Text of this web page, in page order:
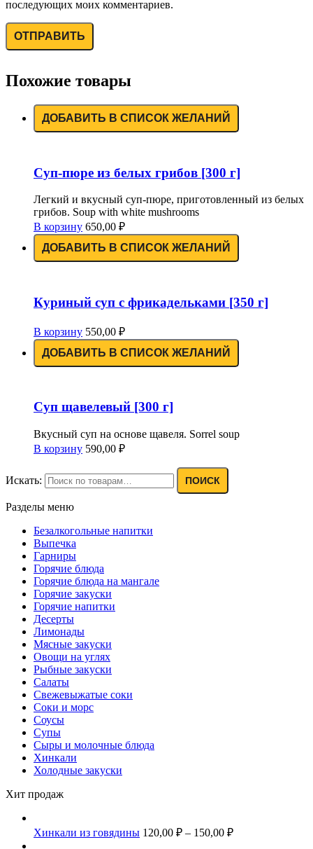
последующих моих комментариев.
Похожие товары
ДОБАВИТЬ В СПИСОК ЖЕЛАНИЙ
Суп-пюре из белых грибов [300 г]
Легкий и вкусный суп-пюре, приготовленный из белых
грибов. Soup with white mushrooms
В корзину 650,00 ₽
ДОБАВИТЬ В СПИСОК ЖЕЛАНИЙ
Куриный суп с фрикадельками [350 г]
В корзину 550,00 ₽
ДОБАВИТЬ В СПИСОК ЖЕЛАНИЙ
Суп щавелевый [300 г]
Вкусный суп на основе щавеля. Sorrel soup
В корзину 590,00 ₽
Искать: ПОИСК
Разделы меню
Безалкогольные напитки
Выпечка
Гарниры
Горячие блюда
Горячие блюда на мангале
Горячие закуски
Горячие напитки
Десерты
Лимонады
Мясные закуски
Овощи на углях
Рыбные закуски
Салаты
Свежевыжатые соки
Соки и морс
Соусы
Супы
Сыры и молочные блюда
Хинкали
Холодные закуски
Хит продаж
Хинкали из говядины 120,00 ₽ – 150,00 ₽